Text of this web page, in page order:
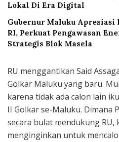
Lokal Di Era Digital
Gubernur Maluku Apresiasi
RI, Perkuat Pengawasan
Strategis Blok Masela
RU menggantikan Said
Golkar Maluku yang baru.
karena tidak ada calon lain
II Golkar se-Maluku. Dimana
secara bulat mendukung RU,
menginginkan untuk